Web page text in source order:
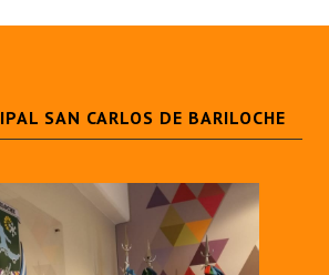
SAN CARLOS DE BARILOCHE